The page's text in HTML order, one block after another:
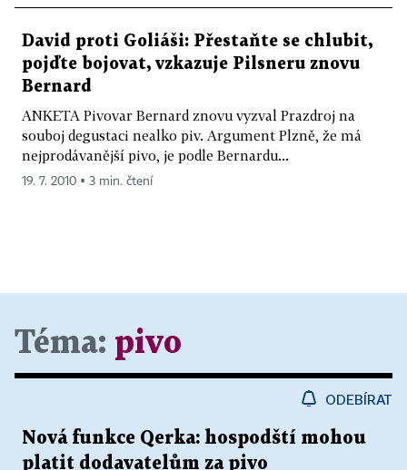
David proti Goliáši: Přestaňte se chlubit,
pojďte bojovat, vzkazuje Pilsneru znovu
Bernard
ANKETA Pivovar Bernard znovu vyzval Prazdroj na
souboj degustaci nealko piv. Argument Plzně, že má
nejprodávanější pivo, je podle Bernardu...
19. 7. 2010 ▪ 3 min. čtení
Téma: pivo
ODEBÍRAT
Nová funkce Qerka: hospodští mohou
platit dodavatelům za pivo